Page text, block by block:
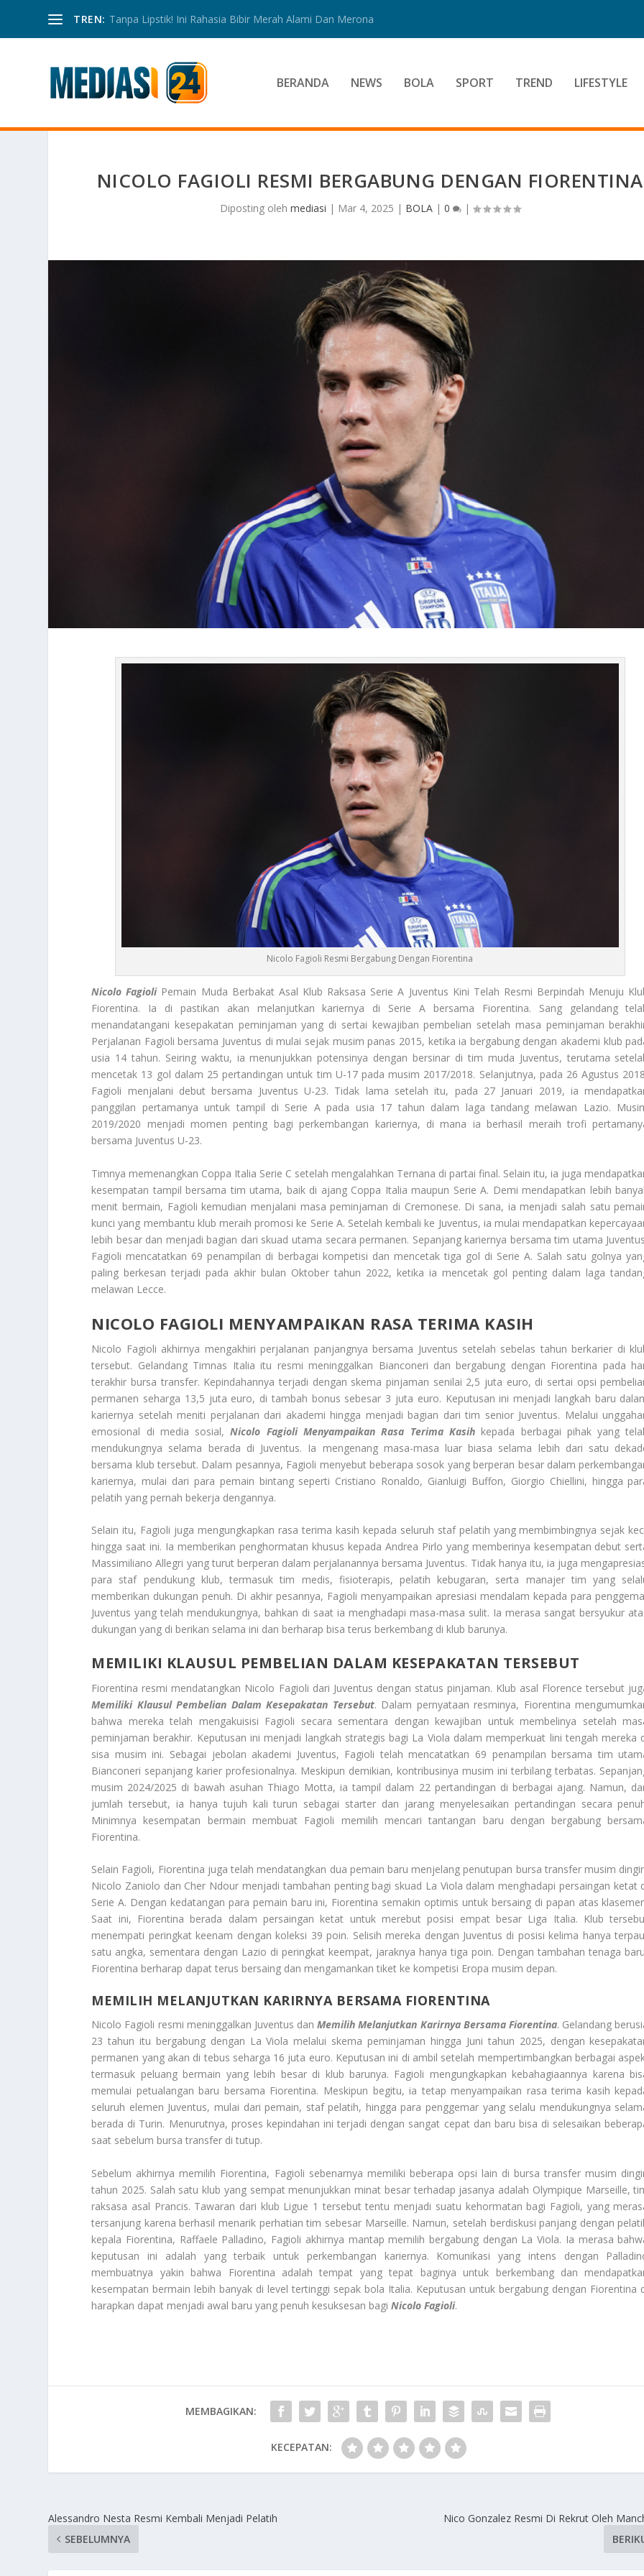
TREN: Tanpa Lipstik! Ini Rahasia Bibir Merah Alami Dan Merona
BERANDA NEWS BOLA SPORT TREND LIFESTYLE
NICOLO FAGIOLI RESMI BERGABUNG DENGAN FIORENTINA
Diposting oleh mediasi | Mar 4, 2025 | BOLA| 0 |
Nicolo Fagioli Resmi Bergabung Dengan Fiorentina
Nicolo Fagioli Pemain Muda Berbakat Asal Klub Raksasa Serie A Juventus Kini Telah Resmi Berpindah Menuju
Fiorentina. Ia di pastikan akan melanjutkan kariernya di Serie A bersama Fiorentina. Sang gelandang
menandatangani kesepakatan peminjaman yang di sertai kewajiban pembelian setelah masa peminjaman
Perjalanan Fagioli bersama Juventus di mulai sejak musim panas 2015, ketika ia bergabung dengan akademi klub
usia 14 tahun. Seiring waktu, ia menunjukkan potensinya dengan bersinar di tim muda Juventus, terutama
mencetak 13 gol dalam 25 pertandingan untuk tim U-17 pada musim 2017/2018. Selanjutnya, pada 26 Agustus
Fagioli menjalani debut bersama Juventus U-23. Tidak lama setelah itu, pada 27 Januari 2019, ia
panggilan pertamanya untuk tampil di Serie A pada usia 17 tahun dalam laga tandang melawan Lazio.
2019/2020 menjadi momen penting bagi perkembangan kariernya, di mana ia berhasil meraih trofi
bersama Juventus U-23.
Timnya memenangkan Coppa Italia Serie C setelah mengalahkan Ternana di partai final. Selain itu, ia juga
kesempatan tampil bersama tim utama, baik di ajang Coppa Italia maupun Serie A. Demi mendapatkan lebih
menit bermain, Fagioli kemudian menjalani masa peminjaman di Cremonese. Di sana, ia menjadi salah satu
kunci yang membantu klub meraih promosi ke Serie A. Setelah kembali ke Juventus, ia mulai mendapatkan
lebih besar dan menjadi bagian dari skuad utama secara permanen. Sepanjang kariernya bersama tim utama
Fagioli mencatatkan 69 penampilan di berbagai kompetisi dan mencetak tiga gol di Serie A. Salah satu golnya
paling berkesan terjadi pada akhir bulan Oktober tahun 2022, ketika ia mencetak gol penting dalam laga
melawan Lecce.
NICOLO FAGIOLI MENYAMPAIKAN RASA TERIMA KASIH
Nicolo Fagioli akhirnya mengakhiri perjalanan panjangnya bersama Juventus setelah sebelas tahun berkarier di
tersebut. Gelandang Timnas Italia itu resmi meninggalkan Bianconeri dan bergabung dengan Fiorentina pada
terakhir bursa transfer. Kepindahannya terjadi dengan skema pinjaman senilai 2,5 juta euro, di sertai opsi
permanen seharga 13,5 juta euro, di tambah bonus sebesar 3 juta euro. Keputusan ini menjadi langkah baru
kariernya setelah meniti perjalanan dari akademi hingga menjadi bagian dari tim senior Juventus. Melalui
emosional di media sosial,Nicolo Fagioli Menyampaikan Rasa Terima Kasihkepada berbagai pihak yang
mendukungnya selama berada di Juventus. Ia mengenang masa-masa luar biasa selama lebih dari satu
bersama klub tersebut. Dalam pesannya, Fagioli menyebut beberapa sosok yang berperan besar dalam
kariernya, mulai dari para pemain bintang seperti Cristiano Ronaldo, Gianluigi Buffon, Giorgio Chiellini, hingga
pelatih yang pernah bekerja dengannya.
Selain itu, Fagioli juga mengungkapkan rasa terima kasih kepada seluruh staf pelatih yang membimbingnya sejak
hingga saat ini. Ia memberikan penghormatan khusus kepada Andrea Pirlo yang memberinya kesempatan debut
Massimiliano Allegri yang turut berperan dalam perjalanannya bersama Juventus. Tidak hanya itu, ia juga
para staf pendukung klub, termasuk tim medis, fisioterapis, pelatih kebugaran, serta manajer tim yang
memberikan dukungan penuh. Di akhir pesannya, Fagioli menyampaikan apresiasi mendalam kepada para
Juventus yang telah mendukungnya, bahkan di saat ia menghadapi masa-masa sulit. Ia merasa sangat bersyukur
dukungan yang di berikan selama ini dan berharap bisa terus berkembang di klub barunya.
MEMILIKI KLAUSUL PEMBELIAN DALAM KESEPAKATAN TERSEBUT
Fiorentina resmi mendatangkan Nicolo Fagioli dari Juventus dengan status pinjaman. Klub asal Florence tersebut
Memiliki Klausul Pembelian Dalam Kesepakatan Tersebut. Dalam pernyataan resminya, Fiorentina
bahwa mereka telah mengakuisisi Fagioli secara sementara dengan kewajiban untuk membelinya setelah
peminjaman berakhir. Keputusan ini menjadi langkah strategis bagi La Viola dalam memperkuat lini tengah mereka
sisa musim ini. Sebagai jebolan akademi Juventus, Fagioli telah mencatatkan 69 penampilan bersama tim
Bianconeri sepanjang karier profesionalnya. Meskipun demikian, kontribusinya musim ini terbilang terbatas.
musim 2024/2025 di bawah asuhan Thiago Motta, ia tampil dalam 22 pertandingan di berbagai ajang. Namun,
jumlah tersebut, ia hanya tujuh kali turun sebagai starter dan jarang menyelesaikan pertandingan secara
Minimnya kesempatan bermain membuat Fagioli memilih mencari tantangan baru dengan bergabung
Fiorentina.
Selain Fagioli, Fiorentina juga telah mendatangkan dua pemain baru menjelang penutupan bursa transfer musim
Nicolo Zaniolo dan Cher Ndour menjadi tambahan penting bagi skuad La Viola dalam menghadapi persaingan ketat
Serie A. Dengan kedatangan para pemain baru ini, Fiorentina semakin optimis untuk bersaing di papan atas
Saat ini, Fiorentina berada dalam persaingan ketat untuk merebut posisi empat besar Liga Italia. Klub
menempati peringkat keenam dengan koleksi 39 poin. Selisih mereka dengan Juventus di posisi kelima hanya
satu angka, sementara dengan Lazio di peringkat keempat, jaraknya hanya tiga poin. Dengan tambahan tenaga
Fiorentina berharap dapat terus bersaing dan mengamankan tiket ke kompetisi Eropa musim depan.
MEMILIH MELANJUTKAN KARIRNYA BERSAMA FIORENTINA
Nicolo Fagioli resmi meninggalkan Juventus danMemilih Melanjutkan Karirnya Bersama Fiorentina. Gelandang
23 tahun itu bergabung dengan La Viola melalui skema peminjaman hingga Juni tahun 2025, dengan
permanen yang akan di tebus seharga 16 juta euro. Keputusan ini di ambil setelah mempertimbangkan berbagai
termasuk peluang bermain yang lebih besar di klub barunya. Fagioli mengungkapkan kebahagiaannya karena
memulai petualangan baru bersama Fiorentina. Meskipun begitu, ia tetap menyampaikan rasa terima kasih
seluruh elemen Juventus, mulai dari pemain, staf pelatih, hingga para penggemar yang selalu mendukungnya
berada di Turin. Menurutnya, proses kepindahan ini terjadi dengan sangat cepat dan baru bisa di selesaikan
saat sebelum bursa transfer di tutup.
Sebelum akhirnya memilih Fiorentina, Fagioli sebenarnya memiliki beberapa opsi lain di bursa transfer musim
tahun 2025. Salah satu klub yang sempat menunjukkan minat besar terhadap jasanya adalah Olympique Marseille,
raksasa asal Prancis. Tawaran dari klub Ligue 1 tersebut tentu menjadi suatu kehormatan bagi Fagioli, yang
tersanjung karena berhasil menarik perhatian tim sebesar Marseille. Namun, setelah berdiskusi panjang dengan
kepala Fiorentina, Raffaele Palladino, Fagioli akhirnya mantap memilih bergabung dengan La Viola. Ia merasa
keputusan ini adalah yang terbaik untuk perkembangan kariernya. Komunikasi yang intens dengan
membuatnya yakin bahwa Fiorentina adalah tempat yang tepat baginya untuk berkembang dan
kesempatan bermain lebih banyak di level tertinggi sepak bola Italia. Keputusan untuk bergabung dengan Fiorentina
harapkan dapat menjadi awal baru yang penuh kesuksesan bagiNicolo Fagioli.
MEMBAGIKAN:
KECEPATAN:
Alessandro Nesta Resmi Kembali Menjadi Pelatih
SEBELUMNYA
Nico Gonzalez Resmi Di Rekrut Oleh